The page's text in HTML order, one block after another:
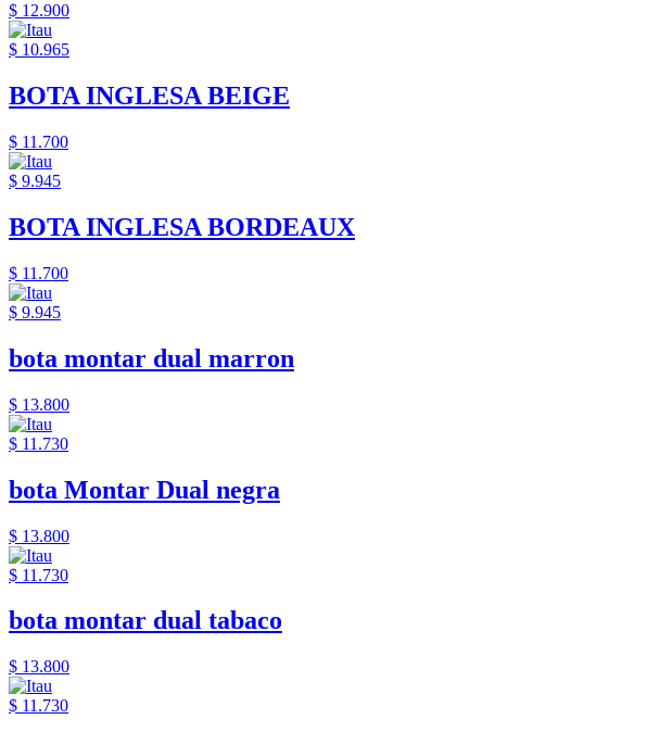
$ 12.900
$ 10.965
BOTA INGLESA BEIGE
$ 11.700
$ 9.945
BOTA INGLESA BORDEAUX
$ 11.700
$ 9.945
bota montar dual marron
$ 13.800
$ 11.730
bota Montar Dual negra
$ 13.800
$ 11.730
bota montar dual tabaco
$ 13.800
$ 11.730